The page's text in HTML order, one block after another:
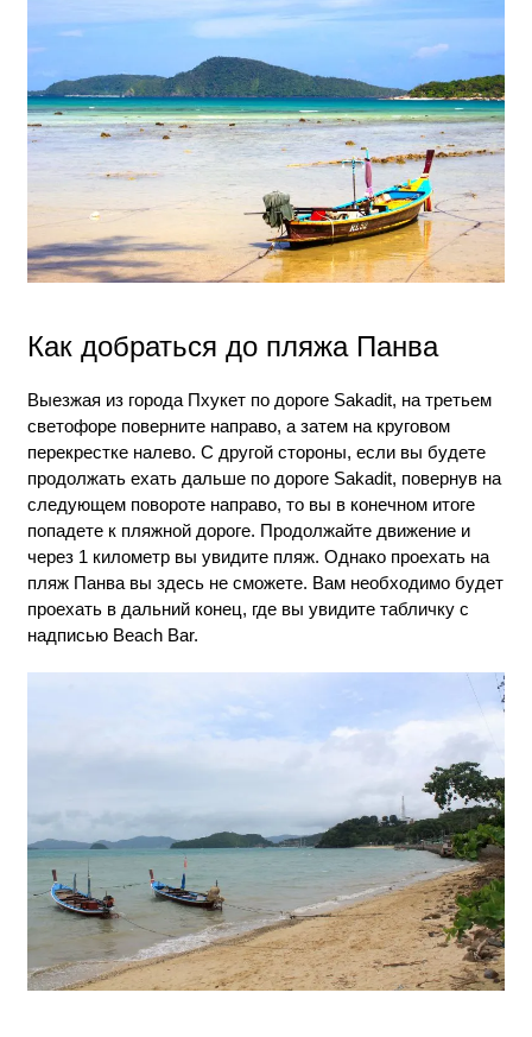
Как добраться до пляжа Панва
Выезжая из города Пхукет по дороге Sakadit, на третьем
светофоре поверните направо, а затем на круговом
перекрестке налево. С другой стороны, если вы будете
продолжать ехать дальше по дороге Sakadit, повернув на
следующем повороте направо, то вы в конечном итоге
попадете к пляжной дороге. Продолжайте движение и
через 1 километр вы увидите пляж. Однако проехать на
пляж Панва вы здесь не сможете. Вам необходимо будет
проехать в дальний конец, где вы увидите табличку с
надписью Beach Bar.